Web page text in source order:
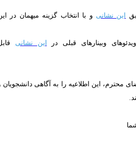
این نشانیو با انتخاب گزینه میهمان در این
وبینارهای قبلی در
این نشانیقابل
این اطلاعیه را به آگاهی دانشجویان و